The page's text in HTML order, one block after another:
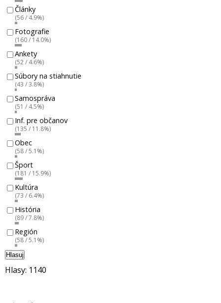
Články
(56 / 4.9%)
Fotografie
(160 / 14.0%)
Ankety
(52 / 4.6%)
Súbory na stiahnutie
(43 / 3.8%)
Samospráva
(51 / 4.5%)
Inf. pre občanov
(135 / 11.8%)
Obec
(58 / 5.1%)
Šport
(181 / 15.9%)
Kultúra
(73 / 6.4%)
História
(89 / 7.8%)
Región
(58 / 5.1%)
Hlasuj
Hlasy: 1140